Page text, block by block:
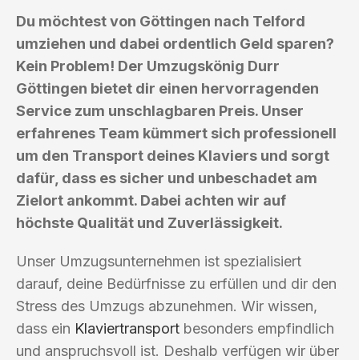
Du möchtest von Göttingen nach Telford
umziehen und dabei ordentlich Geld sparen?
Kein Problem! Der Umzugskönig Durr
Göttingen bietet dir einen hervorragenden
Service zum unschlagbaren Preis. Unser
erfahrenes Team kümmert sich professionell
um den Transport deines Klaviers und sorgt
dafür, dass es sicher und unbeschadet am
Zielort ankommt. Dabei achten wir auf
höchste Qualität und Zuverlässigkeit.
Unser Umzugsunternehmen ist spezialisiert
darauf, deine Bedürfnisse zu erfüllen und dir den
Stress des Umzugs abzunehmen. Wir wissen,
dass ein Klaviertransport besonders empfindlich
und anspruchsvoll ist. Deshalb verfügen wir über